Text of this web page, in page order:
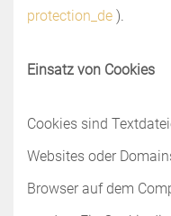
protection_de ).
Einsatz von Cookies
Cookies sind
Websites oder
Browser auf dem